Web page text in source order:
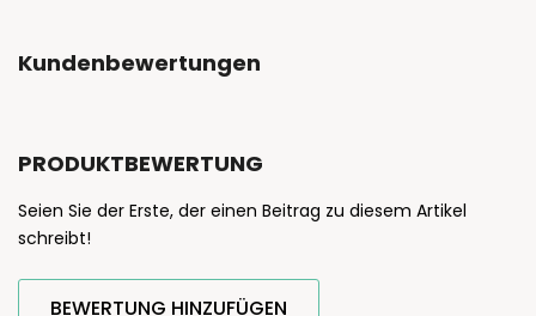
Kundenbewertungen
PRODUKTBEWERTUNG
Seien Sie der Erste, der einen Beitrag zu diesem Artikel
schreibt!
BEWERTUNG HINZUFÜGEN